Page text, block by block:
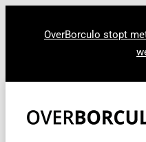
OverBorculo stopt